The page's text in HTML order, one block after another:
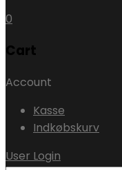
0
Cart
Account
Kasse
Indkøbskurv
User Login